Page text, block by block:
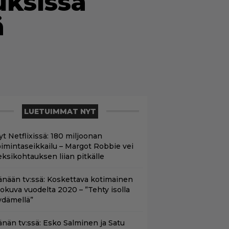
LUETUIMMAT NYT
Netflixissä: 180 miljoonan
– Margot Robbie vei
liian pitkälle
tv:ssä: Koskettava kotimainen
vuodelta 2020 – ”Tehty isolla
tv:ssä: Esko Salminen ja Satu